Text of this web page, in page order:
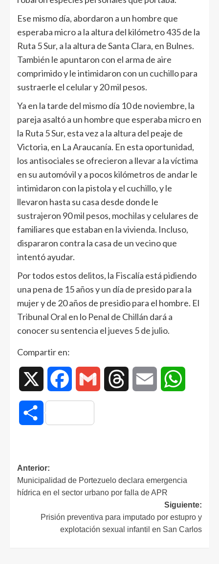
Ese mismo día, abordaron a un hombre que
esperaba micro a la altura del kilómetro 435 de la
Ruta 5 Sur, a la altura de Santa Clara, en Bulnes.
También le apuntaron con el arma de aire
comprimido y le intimidaron con un cuchillo para
sustraerle el celular y 20 mil pesos.
Ya en la tarde del mismo día 10 de noviembre, la
pareja asaltó a un hombre que esperaba micro en
la Ruta 5 Sur, esta vez a la altura del peaje de
Victoria, en La Araucanía. En esta oportunidad,
los antisociales se ofrecieron a llevar a la víctima
en su automóvil y a pocos kilómetros de andar le
intimidaron con la pistola y el cuchillo, y le
llevaron hasta su casa desde donde le
sustrajeron 90 mil pesos, mochilas y celulares de
familiares que estaban en la vivienda. Incluso,
dispararon contra la casa de un vecino que
intentó ayudar.
Por todos estos delitos, la Fiscalía está pidiendo
una pena de 15 años y un día de presido para la
mujer y de 20 años de presidio para el hombre. El
Tribunal Oral en lo Penal de Chillán dará a
conocer su sentencia el jueves 5 de julio.
Compartir en:
Facebook Gmail Threads Email
Compartir
Anterior:
Municipalidad de Portezuelo declara emergencia
hídrica en el sector urbano por falla de APR
Siguiente:
Prisión preventiva para imputado por estupro y
explotación sexual infantil en San Carlos